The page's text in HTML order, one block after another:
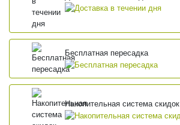
Бесплатная пересадка
Накопительная система скидок